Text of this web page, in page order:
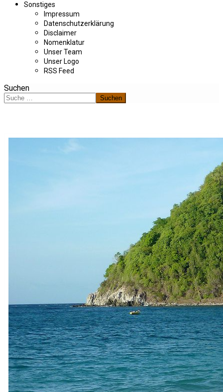
Sonstiges
Impressum
Datenschutzerklärung
Disclaimer
Nomenklatur
Unser Team
Unser Logo
RSS Feed
Suchen
Suchen